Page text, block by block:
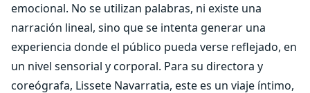
emocional. No se utilizan palabras, ni existe una
narración lineal, sino que se intenta generar una
experiencia donde el público pueda verse reflejado, en
un nivel sensorial y corporal. Para su directora y
coreógrafa, Lissete Navarratia, este es un viaje íntimo,